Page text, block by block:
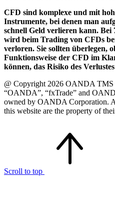
CFD sind komplexe und mit
Instrumente, bei denen man
schnell Geld verlieren kann.
wird beim Trading von CFDs
verloren. Sie sollten überlegen,
Funktionsweise der CFD im
können, das Risiko des
@ Copyright 2026 OANDA TMS
“OANDA”, “fxTrade” and
owned by OANDA Corporation.
this website are the property of
Scroll to top